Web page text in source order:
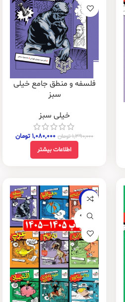
فلسفه و منطق جامع خیلی
سبز
خیلی سبز
۱,۳۹۰,۰۰۰تومان ۱,۰۸۰,۰۰۰ تومان
اطلاعات بیشتر
-22%
فروخته